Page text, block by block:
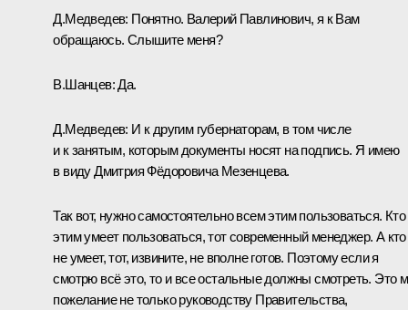
Д.Медведев: Понятно. Валерий Павлинович, я к Вам
обращаюсь. Слышите меня?
В.Шанцев:Да.
Д.Медведев: И к другим губернаторам, в том числе
и к занятым, которым документы носят на подпись. Я имею
в виду Дмитрия Фёдоровича Мезенцева.
Так вот, нужно самостоятельно всем этим пользоваться. Кто
этим умеет пользоваться, тот современный менеджер. А кто
не умеет, тот, извините, не вполне готов. Поэтому если я
смотрю всё это, то и все остальные должны смотреть. Это
пожелание не только руководству Правительства,